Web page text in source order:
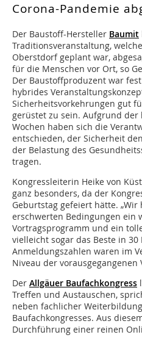
Corona-Pandemie
Der Baustoff-Hersteller Baumit
Traditionsveranstaltung,
Oberstdorf geplant war,
für die Menschen vor Ort, so
Der Baustoffproduzent war
hybrides
Sicherheitsvorkehrungen gut
gerüstet zu sein. Aufgrund
Wochen haben sich die
entschieden, der Sicherheit
der Belastung des
tragen.
Kongressleiterin Heike von
ganz besonders, da der
Geburtstag gefeiert hätte.
erschwerten Bedingungen ein
Vortragsprogramm und ein
vielleicht sogar das Beste in
Anmeldungszahlen waren im
Niveau der vorausgegangenen
Der Allgäuer Baufachkongress
Treffen und Austauschen,
neben fachlicher
Baufachkongresses. Aus
Durchführung einer reinen